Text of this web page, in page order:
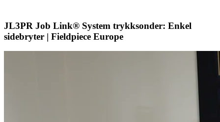
JL3PR Job Link® System trykksonder: Enkel
sidebryter | Fieldpiece Europe